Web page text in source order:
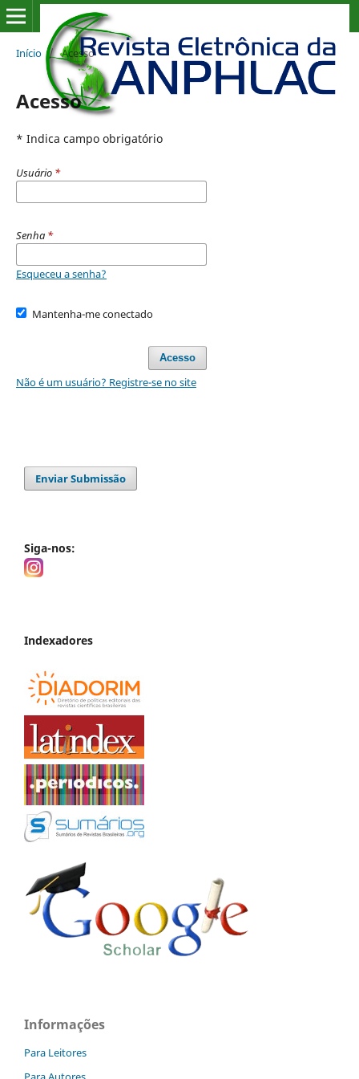
Início / Acesso
Acesso
* Indica campo obrigatório
Usuário *
Senha *
Esqueceu a senha?
Mantenha-me conectado
Acesso
Não é um usuário? Registre-se no site
Enviar Submissão
Siga-nos:
Indexadores
Informações
Para Leitores